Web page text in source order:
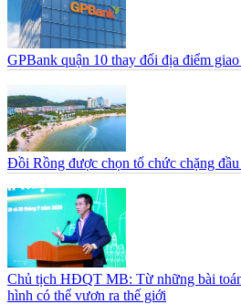
GPBank quận 10 thay đổi địa điểm
Đồi Rồng được chọn tổ chức chặng
Chủ tịch HĐQT MB: Từ những bài
hình có thể vươn ra thế giới